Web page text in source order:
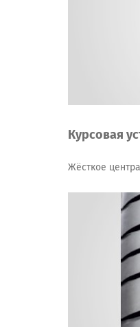
Курсовая
Жёсткое